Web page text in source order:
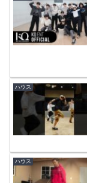
ハウス
ハウス